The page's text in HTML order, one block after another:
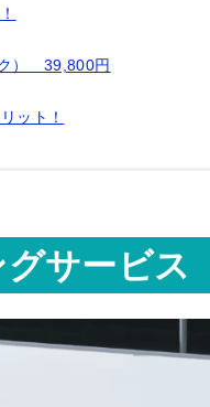
） 39,800円
ット！
サービス